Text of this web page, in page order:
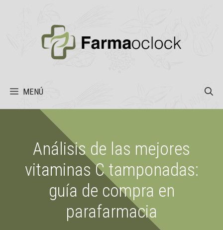
MENÚ
Análisis de las mejores
vitaminas C tamponadas:
guía de compra en
parafarmacia